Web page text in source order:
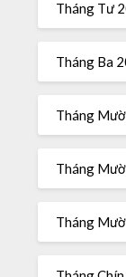
Tháng Tư
Tháng Ba
Tháng
Tháng
Tháng